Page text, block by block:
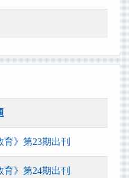
育》第23期出刊
育》第24期出刊